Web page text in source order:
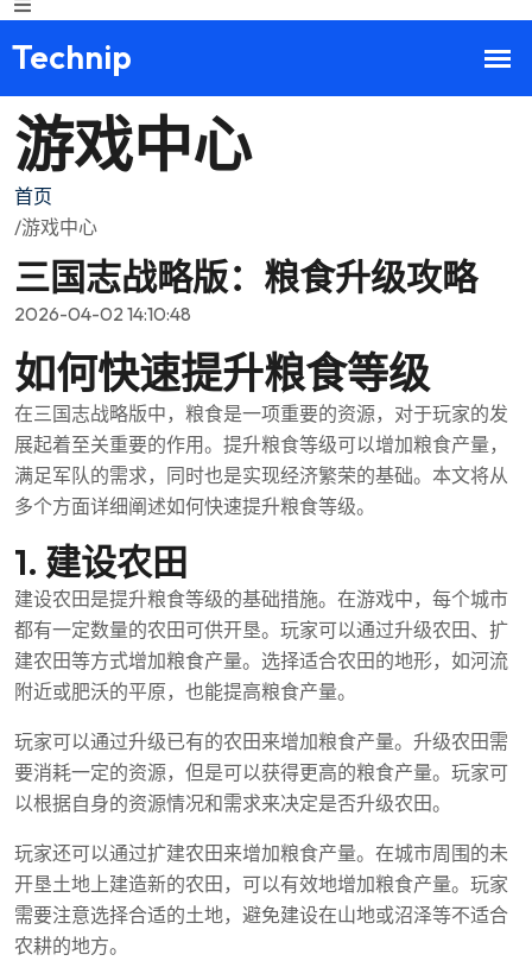
游戏中心
首页
/游戏中心
三国志战略版：粮食升级攻略
2026-04-02 14:10:48
如何快速提升粮食等级
在三国志战略版中，粮食是一项重要的资源，对于玩家的发
展起着至关重要的作用。提升粮食等级可以增加粮食产量，
满足军队的需求，同时也是实现经济繁荣的基础。本文将从
多个方面详细阐述如何快速提升粮食等级。
1. 建设农田
建设农田是提升粮食等级的基础措施。在游戏中，每个城市
都有一定数量的农田可供开垦。玩家可以通过升级农田、扩
建农田等方式增加粮食产量。选择适合农田的地形，如河流
附近或肥沃的平原，也能提高粮食产量。
玩家可以通过升级已有的农田来增加粮食产量。升级农田需
要消耗一定的资源，但是可以获得更高的粮食产量。玩家可
以根据自身的资源情况和需求来决定是否升级农田。
玩家还可以通过扩建农田来增加粮食产量。在城市周围的未
开垦土地上建造新的农田，可以有效地增加粮食产量。玩家
需要注意选择合适的土地，避免建设在山地或沼泽等不适合
农耕的地方。